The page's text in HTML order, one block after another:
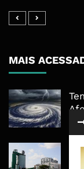
MAIS